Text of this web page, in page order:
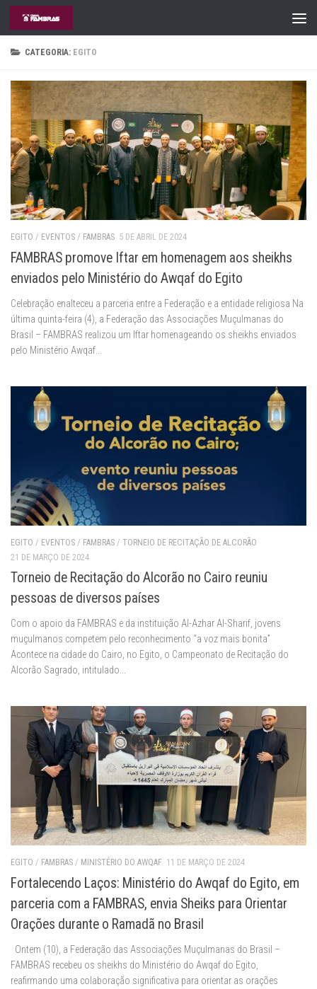
Skip to content
CATEGORIA: EGITO
EGITO / EVENTOS / FAMBRAS 5 DE ABRIL DE 2024
FAMBRAS promove Iftar em homenagem aos sheikhs
enviados pelo Ministério do Awqaf do Egito
Celebração enalteceu a parceria entre a Federação e a entidade religiosa Na
última quinta-feira (4), a Federação das Associações Muçulmanas do
Brasil – FAMBRAS realizou um Iftar homenageando os sheikhs enviados
pelo Ministério Awqaf...
EGITO / EVENTOS / FAMBRAS / TORNEIO DE RECITAÇÃO DE ALCORÃO
21 DE MARÇO DE 2024
Torneio de Recitação do Alcorão no Cairo reuniu
pessoas de diversos países
Com o apoio da FAMBRAS e da instituição Al-Azhar Al-Sharif, jovens
muçulmanos competem pelo reconhecimento “a voz mais bonita”
Acontece na cidade do Cairo, no Egito, o Campeonato de Recitação do
Alcorão Sagrado, intitulado...
EGITO / FAMBRAS / MINISTÉRIO DO AWQAF 11 DE MARÇO DE 2024
Fortalecendo Laços: Ministério do Awqaf do Egito, em
parceria com a FAMBRAS, envia Sheiks para Orientar
Orações durante o Ramadã no Brasil
Ontem (10), a Federação das Associações Muçulmanas do Brasil –
FAMBRAS recebeu os sheikhs do Ministério do Awqaf do Egito,
reafirmando uma colaboração significativa para orientar as orações